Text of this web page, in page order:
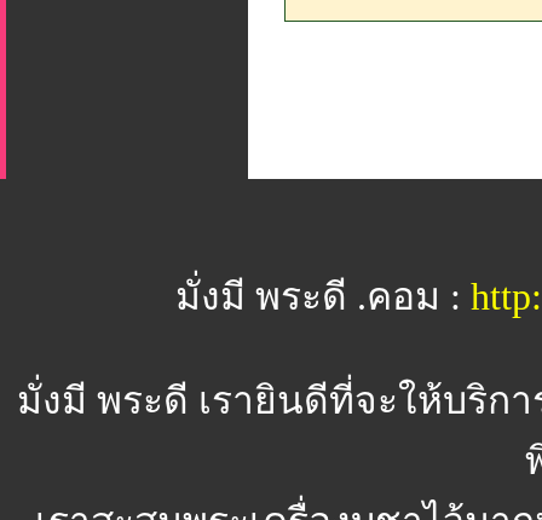
มั่งมี พระดี .คอม :
มั่งมี พระดี เรายินดีที่จะให้บริก